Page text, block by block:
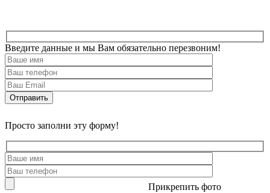
Введите данные и мы Вам обязательно перезвоним!
Просто заполни эту форму!
Прикрепить фото